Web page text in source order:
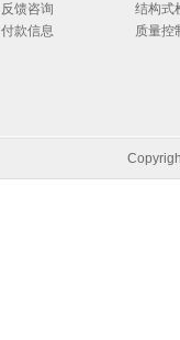
反馈咨询
付款信息
结构式
质量控